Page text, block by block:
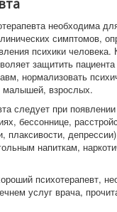
необходима
симптомов,
психики человека.
защитить
нормализовать
малышей, взрослых.
следует при
бессоннице,
плаксивости,
напиткам,
психотерапевт,
услуг врача,